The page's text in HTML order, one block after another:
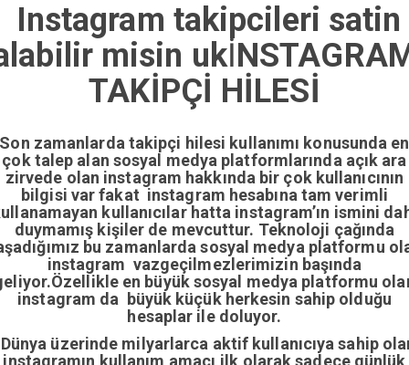
Instagram takipcileri satin
misin ukİ
TAKİPÇİ HİLESİ
Son zamanlarda takipçi hilesi kullanımı konusunda en
çok talep alan sosyal medya platformlarında açık ara
zirvede olan instagram hakkında bir çok kullanıcının
bilgisi var fakat instagram hesabına tam verimli
kullanıcılar hatta instagram’ın ismini
duymamış kişiler de mevcuttur. Teknoloji çağında
bu zamanlarda sosyal medya platformu
instagram vazgeçilmezlerimizin başında
en büyük sosyal medya platformu
instagram da büyük küçük herkesin sahip olduğu
hesaplar ile doluyor.
üzerinde milyarlarca aktif kullanıcıya sahip
instagramın kullanım amacı,ilk olarak sadece günlük